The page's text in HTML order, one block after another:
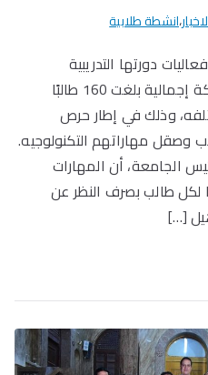
،انشطة طلابية
دورتها التدريبية
“أساسيات الحاسب الآلي” بمشاركة إجمالية بلغت 160 طالبًا
وذلك في إطار حرص
وصقل مهاراتهم التكنولوجيه.
الجامعة، أن المهارات
لكل طالب بصرف النظر عن
[…]